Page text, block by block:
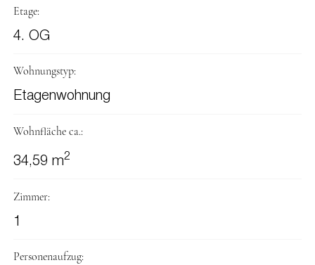
Etage:
4. OG
Wohnungstyp:
Etagenwohnung
Wohnfläche ca.:
34,59 m2
Zimmer:
1
Personenaufzug: